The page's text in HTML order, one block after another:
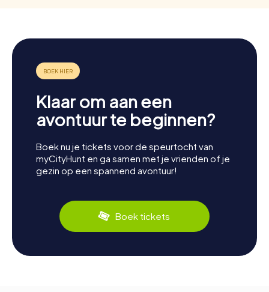
Klaar om aan een
avontuur te beginnen?
Boek nu je tickets voor de speurtocht van
myCityHunt en ga samen met je vrienden of je
gezin op een spannend avontuur!
Boek tickets